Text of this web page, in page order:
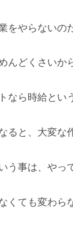
をやらないの
んどくさいか
なら時給とい
ると、大変な
う事は、やっ
くても変わら